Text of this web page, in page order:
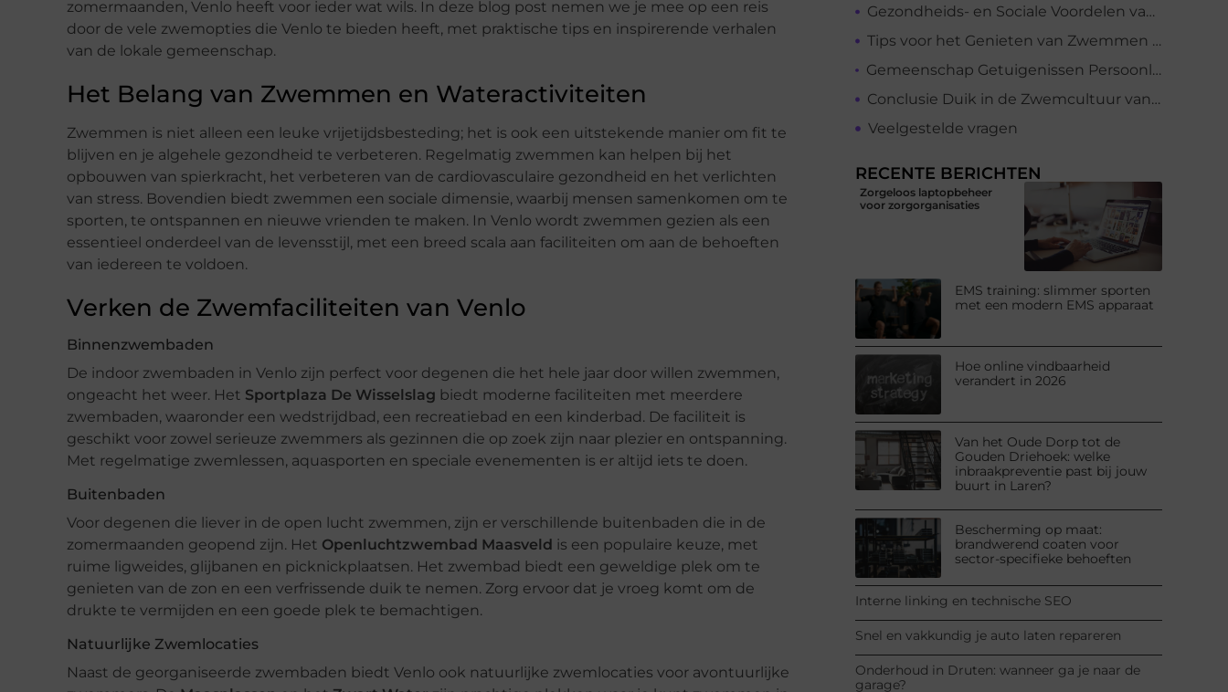
zomermaanden, Venlo heeft voor ieder wat wils. In deze blog post nemen we je mee op een reis
door de vele zwemopties die Venlo te bieden heeft, met praktische tips en inspirerende verhalen
van de lokale gemeenschap.
Het Belang van Zwemmen en Wateractiviteiten
Zwemmen is niet alleen een leuke vrijetijdsbesteding; het is ook een uitstekende manier om fit te
blijven en je algehele gezondheid te verbeteren. Regelmatig zwemmen kan helpen bij het
opbouwen van spierkracht, het verbeteren van de cardiovasculaire gezondheid en het verlichten
van stress. Bovendien biedt zwemmen een sociale dimensie, waarbij mensen samenkomen om te
sporten, te ontspannen en nieuwe vrienden te maken. In Venlo wordt zwemmen gezien als een
essentieel onderdeel van de levensstijl, met een breed scala aan faciliteiten om aan de behoeften
van iedereen te voldoen.
Verken de Zwemfaciliteiten van Venlo
Binnenzwembaden
De indoor zwembaden in Venlo zijn perfect voor degenen die het hele jaar door willen zwemmen,
ongeacht het weer. Het Sportplaza De Wisselslag biedt moderne faciliteiten met meerdere
zwembaden, waaronder een wedstrijdbad, een recreatiebad en een kinderbad. De faciliteit is
geschikt voor zowel serieuze zwemmers als gezinnen die op zoek zijn naar plezier en ontspanning.
Met regelmatige zwemlessen, aquasporten en speciale evenementen is er altijd iets te doen.
Buitenbaden
Voor degenen die liever in de open lucht zwemmen, zijn er verschillende buitenbaden die in de
zomermaanden geopend zijn. Het Openluchtzwembad Maasveld is een populaire keuze, met
ruime ligweides, glijbanen en picknickplaatsen. Het zwembad biedt een geweldige plek om te
genieten van de zon en een verfrissende duik te nemen. Zorg ervoor dat je vroeg komt om de
drukte te vermijden en een goede plek te bemachtigen.
Natuurlijke Zwemlocaties
Naast de georganiseerde zwembaden biedt Venlo ook natuurlijke zwemlocaties voor avontuurlijke
Gezondheids- en Sociale Voordelen van Zwemmen
Tips voor het Genieten van Zwemmen in Venlo
Gemeenschap Getuigenissen Persoonlijke Verhalen en Ervaringen
Conclusie Duik in de Zwemcultuur van Venlo
Veelgestelde vragen
RECENTE BERICHTEN
Zorgeloos laptopbeheer
voor zorgorganisaties
EMS training: slimmer sporten
met een modern EMS apparaat
Hoe online vindbaarheid
verandert in 2026
Van het Oude Dorp tot de
Gouden Driehoek: welke
inbraakpreventie past bij jouw
buurt in Laren?
Bescherming op maat:
brandwerend coaten voor
sector-specifieke behoeften
Interne linking en technische SEO
Snel en vakkundig je auto laten repareren
Onderhoud in Druten: wanneer ga je naar de
garage?